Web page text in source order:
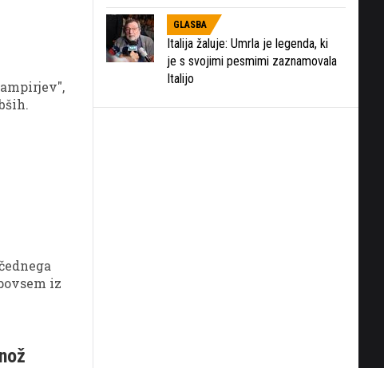
iz
GLASBA
Italija žaluje: Umrla je legenda, ki
je s svojimi pesmimi zaznamovala
Italijo